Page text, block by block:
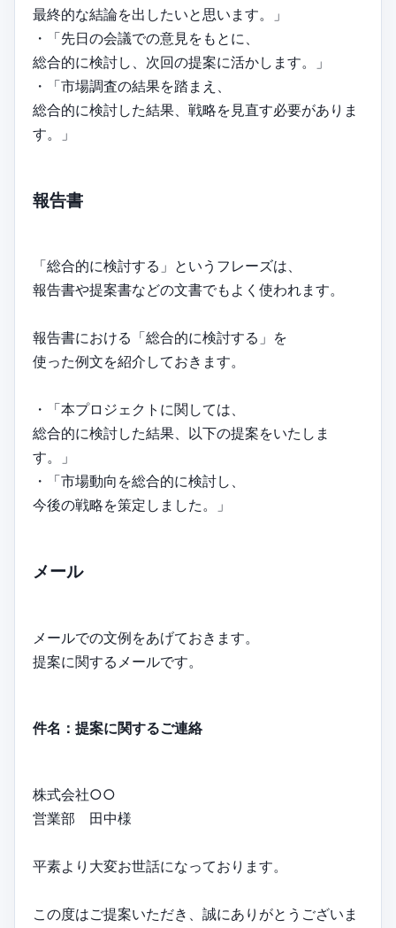
最終的な結論を出したいと思います。」
・「先日の会議での意見をもとに、
総合的に検討し、次回の提案に活かします。」
・「市場調査の結果を踏まえ、
総合的に検討した結果、戦略を見直す必要がありま
す。」
報告書
「総合的に検討する」というフレーズは、
報告書や提案書などの文書でもよく使われます。
報告書における「総合的に検討する」を
使った例文を紹介しておきます。
・「本プロジェクトに関しては、
総合的に検討した結果、以下の提案をいたしま
す。」
・「市場動向を総合的に検討し、
今後の戦略を策定しました。」
メール
メールでの文例をあげておきます。
提案に関するメールです。
件名：提案に関するご連絡
株式会社○○
営業部 田中様
平素より大変お世話になっております。
この度はご提案いただき、誠にありがとうございま